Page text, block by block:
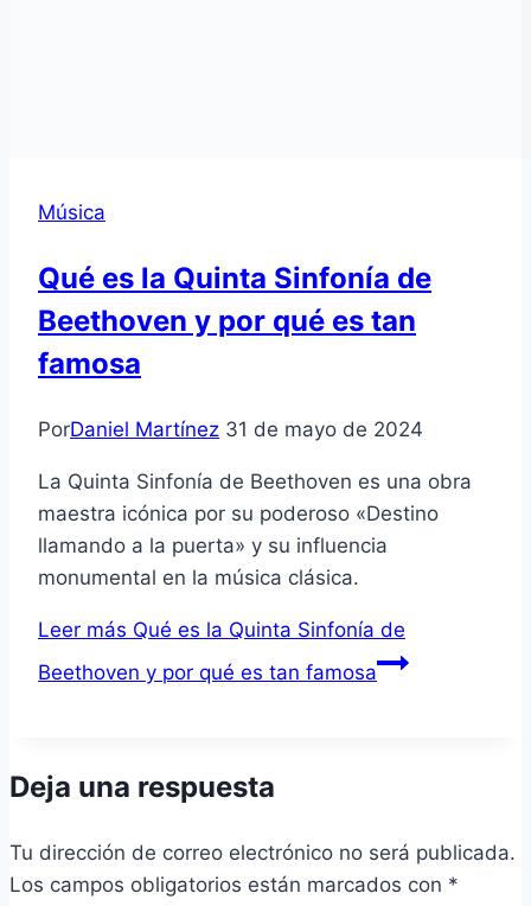
Música
Qué es la Quinta Sinfonía de
Beethoven y por qué es tan
famosa
PorDaniel Martínez 31 de mayo de 2024
La Quinta Sinfonía de Beethoven es una obra
maestra icónica por su poderoso «Destino
llamando a la puerta» y su influencia
monumental en la música clásica.
Leer más Qué es la Quinta Sinfonía de
Beethoven y por qué es tan famosa
Deja una respuesta
Tu dirección de correo electrónico no será publicada.
Los campos obligatorios están marcados con *